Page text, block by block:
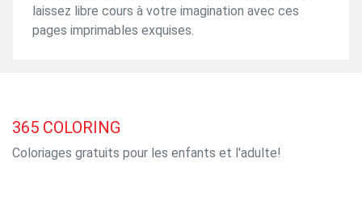
laissez libre cours à votre imagination avec ces
pages imprimables exquises.
365 COLORING
Coloriages gratuits pour les enfants et l'adulte!